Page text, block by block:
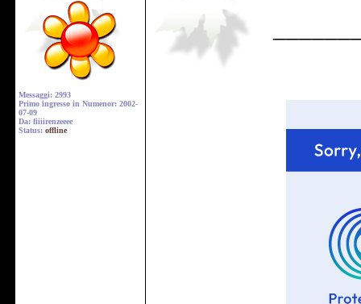
Messaggi: 2993
Primo ingresso in Numenor: 2002-
07-09
Da: fiiiirenzeeee
Status: offline